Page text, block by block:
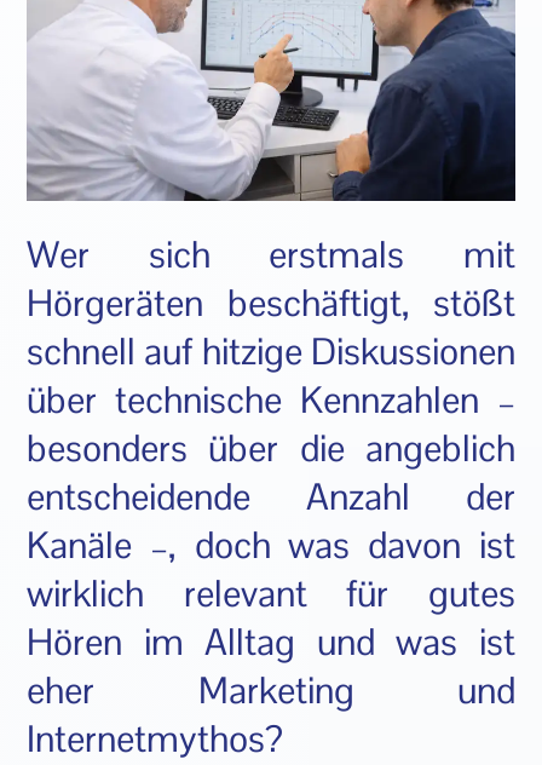
Wer sich erstmals mit
Hörgeräten beschäftigt, stößt
schnell auf hitzige Diskussionen
über technische Kennzahlen –
besonders über die angeblich
entscheidende Anzahl der
Kanäle –, doch was davon ist
wirklich relevant für gutes
Hören im Alltag und was ist
eher Marketing und
Internetmythos?